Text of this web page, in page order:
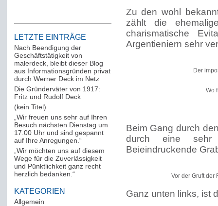
LETZTE EINTRÄGE
Nach Beendigung der
Geschäftstätigkeit von
malerdeck, bleibt dieser Blog
aus Informationsgründen privat
durch Werner Deck im Netz
Die Gründerväter von 1917:
Fritz und Rudolf Deck
(kein Titel)
„Wir freuen uns sehr auf Ihren
Besuch nächsten Dienstag um
17.00 Uhr und sind gespannt
auf Ihre Anregungen.“
„Wir möchten uns auf diesem
Wege für die Zuverlässigkeit
und Pünktlichkeit ganz recht
herzlich bedanken.“
KATEGORIEN
Allgemein
Zu den wohl
zählt die
charismatische
Argentieniern sehr
Der
Wo
Beim Gang durch
durch eine sehr
Beieindruckende
Vor der Gruft der
Ganz unten links, ist